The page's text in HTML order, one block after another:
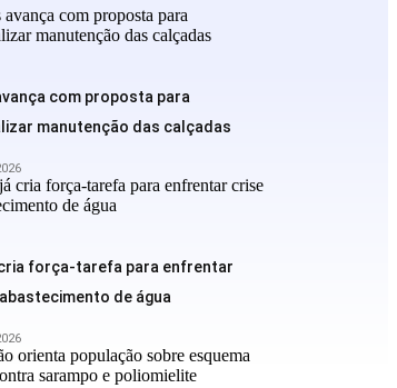
com proposta para
manutenção das calçadas
força-tarefa para enfrentar
de água